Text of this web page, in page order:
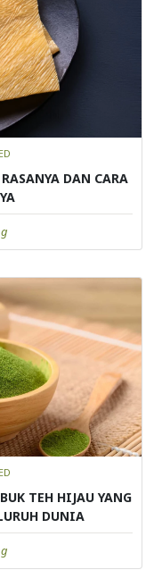
DAN CARA
TEH HIJAU YANG
DUNIA